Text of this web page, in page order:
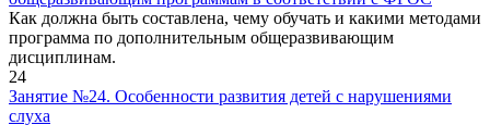
Как должна быть составлена, чему обучать и какими методами
программа по дополнительным общеразвивающим
дисциплинам.
24
Занятие №24. Особенности развития детей с нарушениями
слуха